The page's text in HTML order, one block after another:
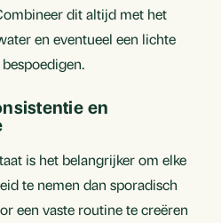
dit altijd met het
en eventueel een lichte
en
is het belangrijker om elke
te nemen dan sporadisch
een vaste routine te creëren